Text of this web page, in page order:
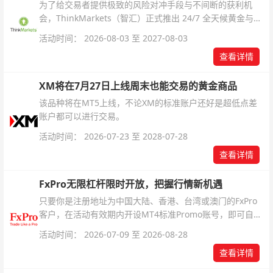
为了给交易者提供极致的风险对冲手段与不间断的获利机
会，ThinkMarkets（智汇）正式推出 24/7 全天候黄金与白
杆配置、支持软件及交易细则。
活动时间： 2026-08-03 至 2027-08-03
查看详情
XM将在7月27日上线周末也能交易的黄金商品
该品种将在MT5上线，不论XM的标准账户还好是超低点差
账户都可以进行交易。
活动时间： 2026-07-23 至 2028-07-28
查看详情
FxPro无限杠杆限时开放，把握行情新机遇
只要你是注册地址为中国大陆、香港、台湾或澳门的FxPro
客户，在活动有效期内开设MT4标准Promo账号，即可自动
活动时间： 2026-07-09 至 2026-08-28
查看详情